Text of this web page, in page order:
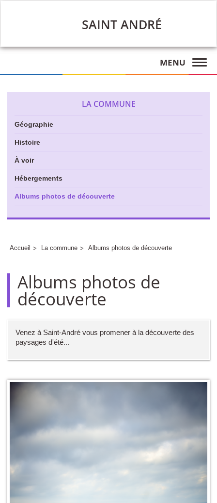
SAINT ANDRÉ
MENU
LA COMMUNE
Géographie
Histoire
À voir
Hébergements
Albums photos de découverte
Accueil La commune Albums photos de découverte
Albums photos de
découverte
Venez à Saint-André vous promener à la découverte des
paysages d'été...